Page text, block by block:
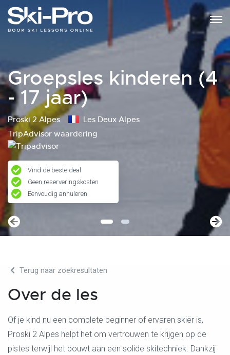
Groepsles kinderen (4
- 17 jaar)
Proski 2 Alpes
Les Deux Alpes
TripAdvisor waardering
Vind de beste deal
Geen reserveringskosten
Eenvoudig annuleren
Terug naar zoekresultaten
Over de les
Of je kind nu een complete beginner of ervaren skiër is,
Proski 2 Alpes helpt het om vertrouwen te krijgen op de
pistes terwijl het bouwt aan een solide skitechniek. Dankzij